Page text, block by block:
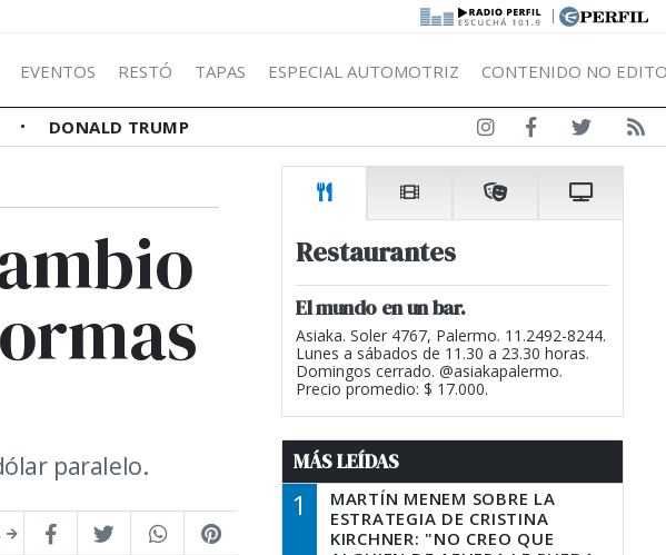
|
EVENTOS RESTÓ TAPAS ESPECIAL AUTOMOTRIZ CONTENIDO NO
DONALD TRUMP
paralelo.
Restaurantes
El mundo en un bar.
Asiaka. Soler 4767, Palermo. 11.2492-8244.
Lunes a sábados de 11.30 a 23.30 horas.
Domingos cerrado. @asiakapalermo.
Precio promedio: $ 17.000.
MÁS LEÍDAS
1
MARTÍN MENEM SOBRE LA
ESTRATEGIA DE CRISTINA
KIRCHNER: "NO CREO QUE